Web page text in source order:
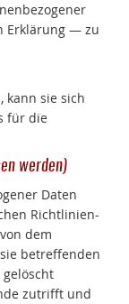
Erklärung — zu
kann sie sich
für die
werden)
Daten
Richtlinien-
dem
betreffenden
zutrifft und